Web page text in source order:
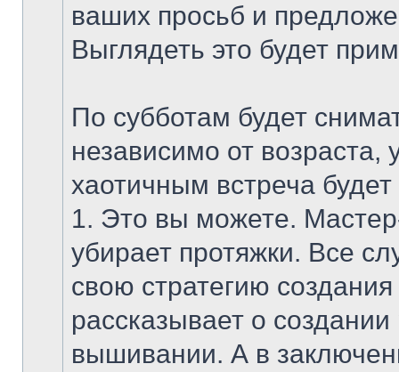
ваших просьб и
Выглядеть это будет
По субботам будет
независимо от
хаотичным встреча
1. Это вы можете.
убирает протяжки. Все
свою стратегию
рассказывает о
вышивании. А в